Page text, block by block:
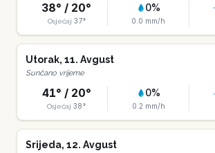
38° / 20°
Osjećaj 37°
0%
0.0 mm/h
Utorak, 11. Avgust
Sunčano vrijeme
41° / 20°
Osjećaj 38°
0%
0.2 mm/h
Srijeda, 12. Avgust